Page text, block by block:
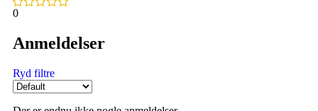
0
Anmeldelser
Ryd filtre